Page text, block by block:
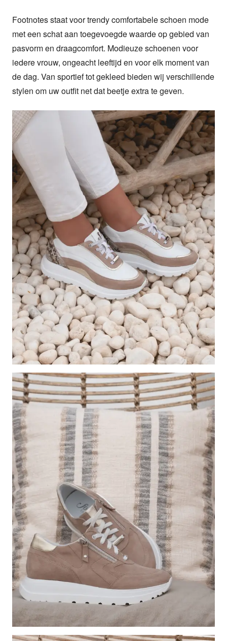
Footnotes staat voor trendy comfortabele schoen mode
met een schat aan toegevoegde waarde op gebied van
pasvorm en draagcomfort. Modieuze schoenen voor
iedere vrouw, ongeacht leeftijd en voor elk moment van
de dag. Van sportief tot gekleed bieden wij verschillende
stylen om uw outfit net dat beetje extra te geven.